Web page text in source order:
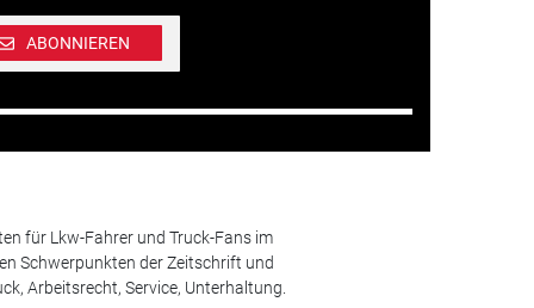
ABONNIEREN
für Lkw-Fahrer und Truck-Fans im
Schwerpunkten der Zeitschrift und
Arbeitsrecht, Service, Unterhaltung.